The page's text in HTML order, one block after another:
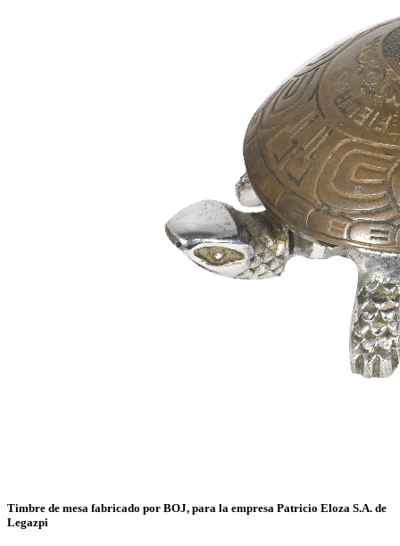
Timbre de mesa fabricado por BOJ, para la empresa Patricio Eloza S.A. de
Legazpi